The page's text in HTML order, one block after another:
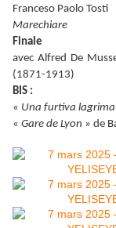
Franceso Paolo Tosti
Marechiare
Finale
avec Alfred De
(1871-1913)
BIS :
« Una furtiva lagrima
« Gare de Lyon » de